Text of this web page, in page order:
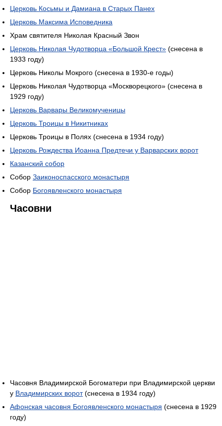
Церковь Косьмы и Дамиана в Старых Панех
Церковь Максима Исповедника
Храм святителя Николая Красный Звон
Церковь Николая Чудотворца «Большой Крест» (снесена в
1933 году)
Церковь Николы Мокрого (снесена в 1930-е годы)
Церковь Николая Чудотворца «Москворецкого» (снесена в
1929 году)
Церковь Варвары Великомученицы
Церковь Троицы в Никитниках
Церковь Троицы в Полях (снесена в 1934 году)
Церковь Рождества Иоанна Предтечи у Варварских ворот
Казанский собор
Собор Заиконоспасского монастыря
Собор Богоявленского монастыря
Часовни
Часовня Владимирской Богоматери при Владимирской церкви
у Владимирских ворот(снесена в 1934 году)
Афонская часовня Богоявленского монастыря (снесена в 1929
году)